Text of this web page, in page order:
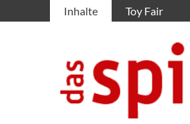
Inhalte Toy Fair